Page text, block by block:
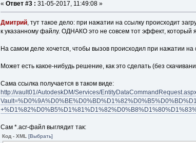
SetDescriptionText( combo
{
{
string value = combo.Text
LinkFormat linkFormat =
m_descriptionLabel
«Ответ #3 : 31-05-2017, 11:49:08 »
Дмитрий, тут такое дело: при нажатии на ссылку происходит
к указанному файлу. ОДНАКО это не совсем тот эффект, который
На самом деле хочется, чтобы вызов происходил при нажатии на
Может есть какое-нибудь решение, как это сделать (без
Сама ссылка получается в таком виде:
http://vault01/AutodeskDM/Services/
Сам *.acr-файл выглядит так:
Код - XML[Выбрать]